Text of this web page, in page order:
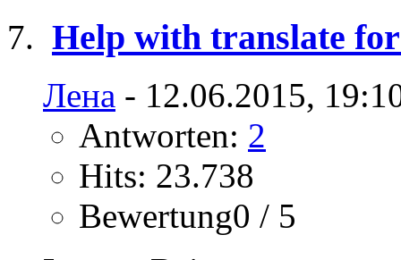
Help with translate
Лена - 12.06.2015,
Antworten: 2
Hits: 23.738
Bewertung0 / 5